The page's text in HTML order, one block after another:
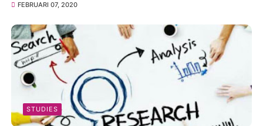
FEBRUARI 07, 2020
STUDIES